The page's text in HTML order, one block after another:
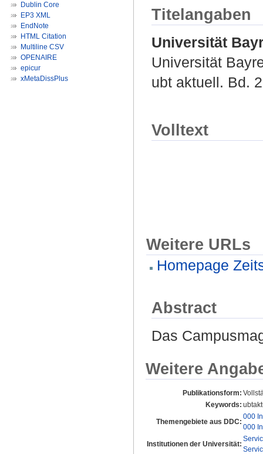
Dublin Core
EP3 XML
EndNote
HTML Citation
Multiline CSV
OPENAIRE
epicur
xMetaDissPlus
Titelangaben
Universität
Universität
ubt aktuell. Bd.
Volltext
Weitere URLs
Homepage
Abstract
Das
Weitere
Publikationsform:
Keywords:
Themengebiete aus DDC:
000
000
Institutionen der Universität: